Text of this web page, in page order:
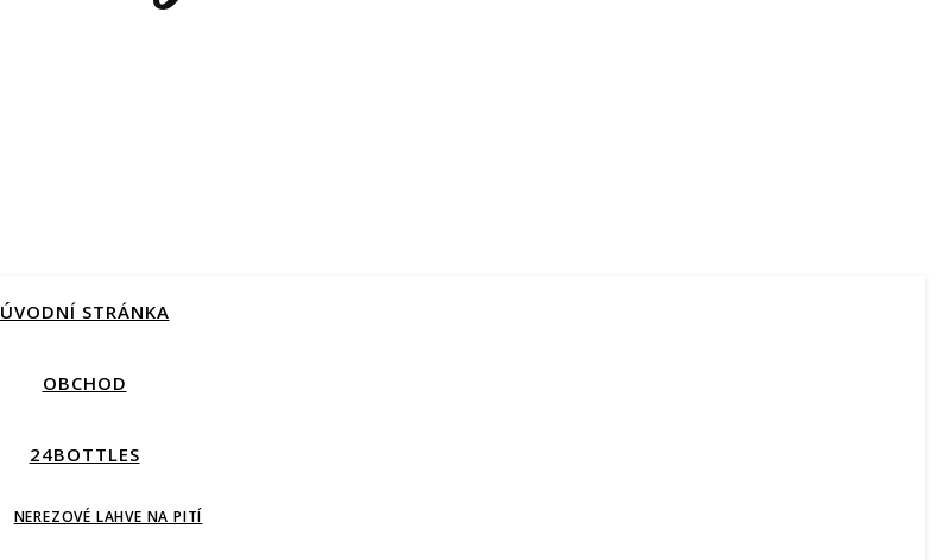
ÚVODNÍ STRÁNKA
OBCHOD
24BOTTLES
NEREZOVÉ LAHVE NA PITÍ